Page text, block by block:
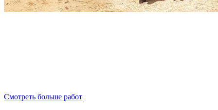
Смотреть больше работ